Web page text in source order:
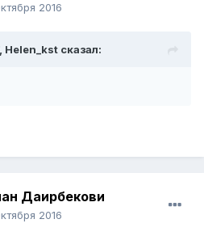
2016
Helen_kst сказал:
Даирбекови
2016